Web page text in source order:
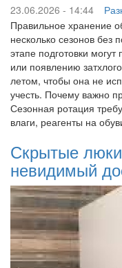
23.06.2026 - 14:44
Правильное хранение
несколько сезонов
этапе подготовки
или появлению
летом, чтобы она не
учесть. Почему важно
Сезонная ротация
влаги, реагенты на
Скрытые
невидимый